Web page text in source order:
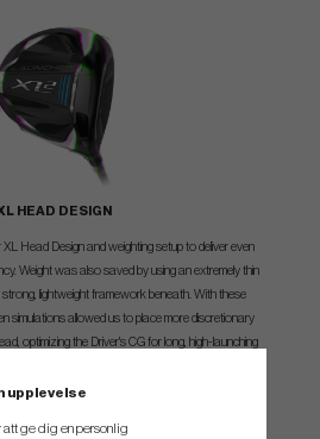
HEAD DESIGN
Head Design and weighting setup to deliver even
Weight was also saved by using an extremely thin
lightweight framework beneath. With these
simulations allowed us to place more discretionary
optimizing the Driver's CG for long, high-launching
upplevelse
att ge dig en personlig